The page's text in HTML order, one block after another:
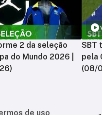
2 da seleção
do Mundo 2026 |
SBT
pela
(08/
de uso